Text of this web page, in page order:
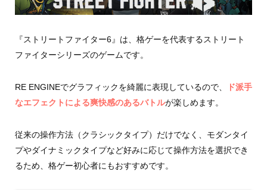
『ストリートファイター6』は、格ゲーを代表するストリート
ファイターシリーズのゲームです。
RE ENGINEでグラフィックを綺麗に表現しているので、
ド派手
なエフェクトによる爽快感のあるバトルが楽しめます。
従来の操作方法（クラシックタイプ）だけでなく、モダンタイ
プやダイナミックタイプなど好みに応じて操作方法を選択でき
るため、格ゲー初心者にもおすすめです。